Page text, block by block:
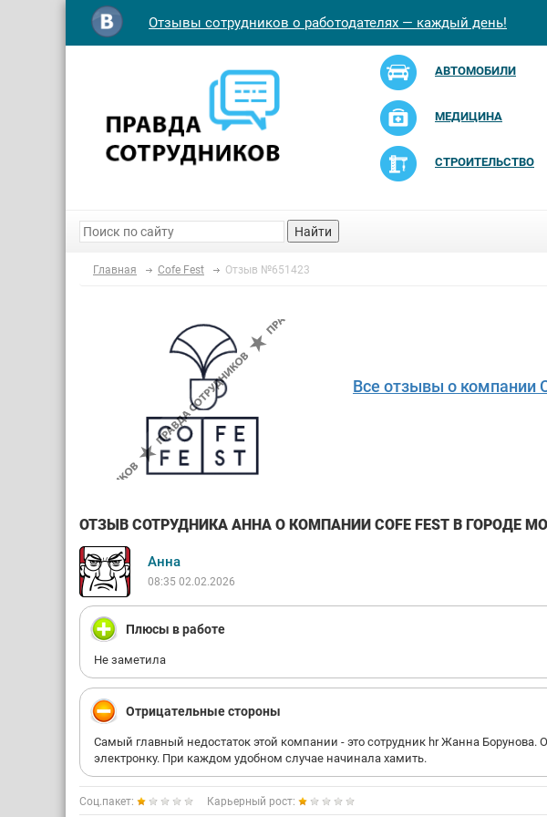
Отзывы сотрудников о работодателях — каждый день!
АВТОМОБИЛИ
МЕДИЦИНА
СТРОИТЕЛЬСТВО
Найти
Главная Cofe Fest Отзыв №651423
Все отзывы о компании
ОТЗЫВ СОТРУДНИКА АННА О КОМПАНИИ COFE FEST В ГОРОДЕ
Анна
08:35 02.02.2026
Плюсы в работе
Не заметила
Отрицательные стороны
Самый главный недостаток этой компании - это сотрудник hr Жанна
электронку. При каждом удобном случае начинала хамить.
Соц.пакет: Карьерный рост: